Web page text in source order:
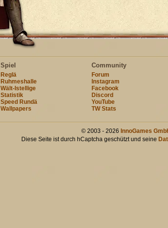
Spiel
Reglä
Ruhmeshalle
Wält-Istellige
Statistik
Speed Rundä
Wallpapers
Community
Forum
Instagram
Facebook
Discord
YouTube
TW Stats
© 2003 - 2026 InnoGames
Diese Seite ist durch hCaptcha geschützt und seine